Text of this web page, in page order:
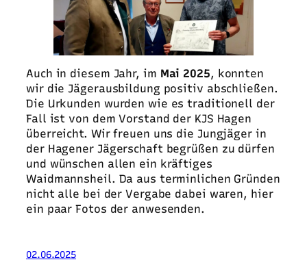
Auch in diesem Jahr, im Mai 2025, konnten
wir die Jägerausbildung positiv abschließen.
Die Urkunden wurden wie es traditionell der
Fall ist von dem Vorstand der KJS Hagen
überreicht. Wir freuen uns die Jungjäger in
der Hagener Jägerschaft begrüßen zu dürfen
und wünschen allen ein kräftiges
Waidmannsheil. Da aus terminlichen Gründen
nicht alle bei der Vergabe dabei waren, hier
ein paar Fotos der anwesenden.
02.06.2025